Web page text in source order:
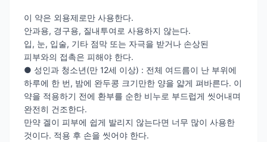
이 약은 외용제로만 사용한다.
안과용, 경구용, 질내투여로 사용하지 않는다.
입, 눈, 입술, 기타 점막 또는 자극을 받거나 손상된
피부와의 접촉은 피해야 한다.
● 성인과 청소년(만 12세 이상) : 전체 여드름이 난 부위에
하루에 한 번, 밤에 완두콩 크기만한 양을 얇게 펴바른다. 이
약을 적용하기 전에 환부를 순한 비누로 부드럽게 씻어내며
완전히 건조한다.
만약 겔이 피부에 쉽게 발리지 않는다면 너무 많이 사용한
것이다. 적용 후 손을 씻어야 한다.